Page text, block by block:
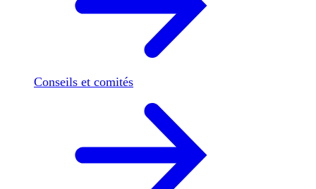
Conseils et comités